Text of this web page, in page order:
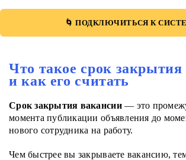
🌀 ПОДКЛЮЧИТЬСЯ К
Что такое срок
и как его считать
Срок закрытия вакансии— это
момента публикации объявления до
нового сотрудника на работу.
Чем быстрее вы закрываете вакансию,